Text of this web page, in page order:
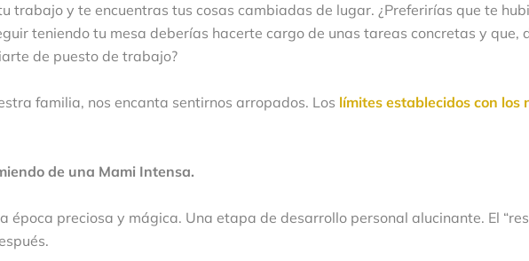
trabajo y te encuentras tus cosas cambiadas de lugar. ¿Preferirías que te
teniendo tu mesa deberías hacerte cargo de unas tareas concretas y que,
de puesto de trabajo?
familia, nos encanta sentirnos arropados. Los límites establecidos con los
de una Mami Intensa.
época preciosa y mágica. Una etapa de desarrollo personal alucinante. El